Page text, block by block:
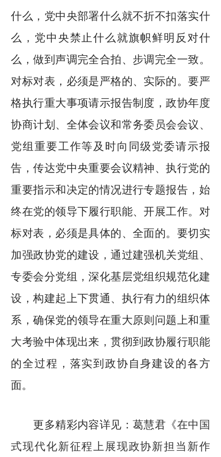
什么，党中央部署什么就不折不扣落实什
么，党中央禁止什么就旗帜鲜明反对什
么，做到声调完全合拍、步调完全一致。
对标对表，必须是严格的、实际的。要严
格执行重大事项请示报告制度，政协年度
协商计划、全体会议和常务委员会会议、
党组重要工作等及时向同级党委请示报
告，传达党中央重要会议精神、执行党的
重要指示和决定的情况进行专题报告，始
终在党的领导下履行职能、开展工作。对
标对表，必须是具体的、全面的。要切实
加强政协党的建设，通过建强机关党组、
专委会分党组，深化基层党组织规范化建
设，构建起上下贯通、执行有力的组织体
系，确保党的领导在重大原则问题上和重
大考验中体现出来，贯彻到政协履行职能
的全过程，落实到政协自身建设的各方
面。
更多精彩内容详见：葛慧君《在中国
式现代化新征程上展现政协新担当新作